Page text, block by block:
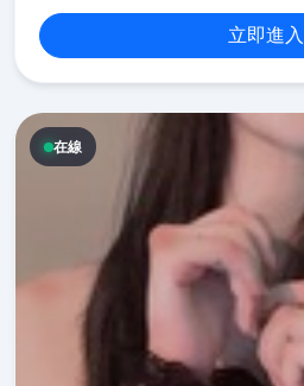
立即進入
在線